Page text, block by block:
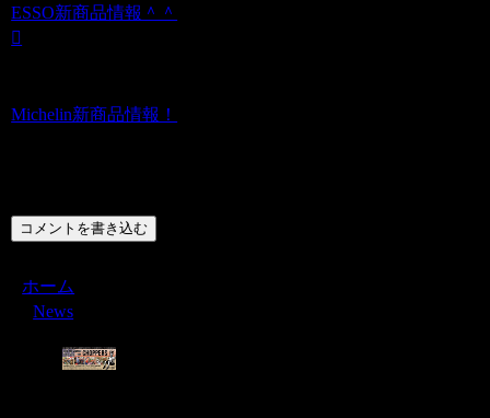
ESSO新商品情報＾＾
Michelin新商品情報！
コメントを書き込む
ホーム
News